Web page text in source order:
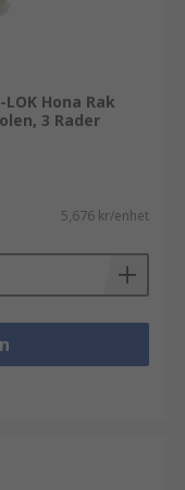
rymmer.
material,
för
Hona Rak
3 Rader
5,676 kr/enhet